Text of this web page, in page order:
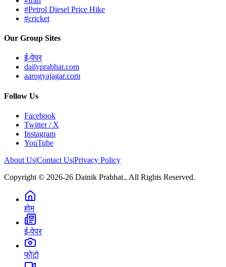
#Petrol Diesel Price Hike
#cricket
Our Group Sites
ई-पेपर
dailyprabhat.com
aarogyajagar.com
Follow Us
Facebook
Twitter / X
Instagram
YouTube
About Us|Contact Us|Privacy Policy
Copyright © 2026-26 Dainik Prabhat., All Rights Reserved.
होम
ई-पेपर
फोटो